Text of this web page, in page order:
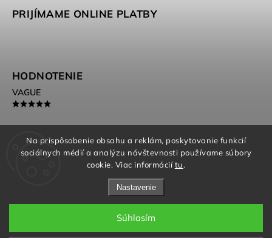
Na prispôsobenie obsahu a reklám, poskytovanie funkcií
sociálnych médií a analýzu návštevnosti používame súbory
cookie. Viac informáciítu.
Nastavenie
Súhlasím
PRIJÍMAME ONLINE PLATBY
HODNOTENIE
VAGUE
Beautimess.cz
Copyright 2026Beautimess. Všetky práva vyhradené.